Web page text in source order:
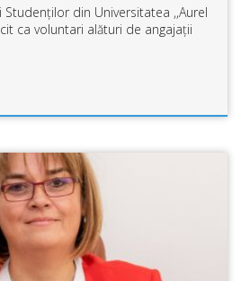
din Universitatea ,,Aurel
ca voluntari alături de angajații
...